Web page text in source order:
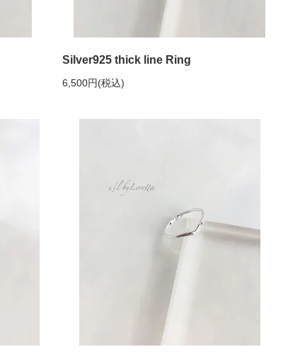
Silver925 thick line Ring
6,500円(税込)